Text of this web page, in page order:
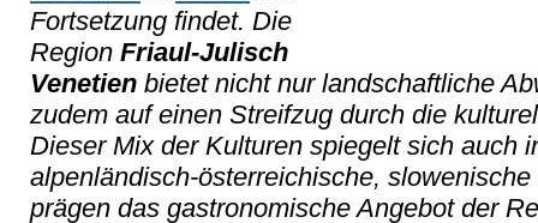
Fortsetzung findet. Die
Region Friaul-Julisch
Venetien bietet nicht nur landschaftliche
zudem auf einen Streifzug durch die
Dieser Mix der Kulturen spiegelt sich auch
alpenländisch-österreichische,
prägen das gastronomische Angebot der